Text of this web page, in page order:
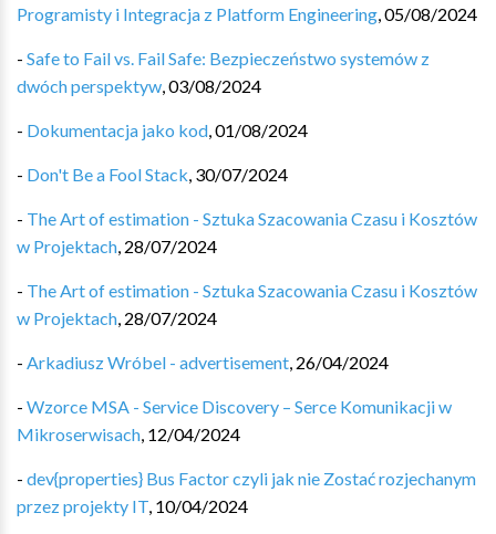
Programisty i Integracja z Platform Engineering,05/08/2024
- Safe to Fail vs. Fail Safe: Bezpieczeństwo systemów z
dwóch perspektyw,03/08/2024
- Dokumentacja jako kod,01/08/2024
- Don't Be a Fool Stack, 30/07/2024
- The Art of estimation - Sztuka Szacowania Czasu i Kosztów
w Projektach, 28/07/2024
- The Art of estimation - Sztuka Szacowania Czasu i Kosztów
w Projektach, 28/07/2024
- Arkadiusz Wróbel - advertisement, 26/04/2024
- Wzorce MSA - Service Discovery – Serce Komunikacji w
Mikroserwisach, 12/04/2024
- dev{properties} Bus Factor czyli jak nie Zostać rozjechanym
przez projekty IT, 10/04/2024